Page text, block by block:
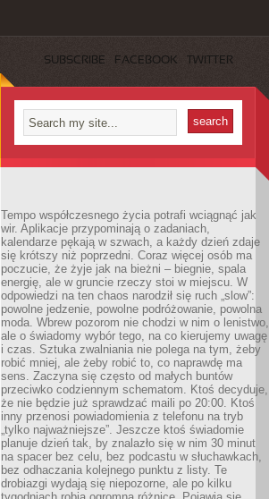
SUBSCRIBE FACEBOOK TWITTER
Tempo współczesnego życia potrafi wciągnąć jak
wir. Aplikacje przypominają o zadaniach,
kalendarze pękają w szwach, a każdy dzień zdaje
się krótszy niż poprzedni. Coraz więcej osób ma
poczucie, że żyje jak na bieżni – biegnie, spala
energię, ale w gruncie rzeczy stoi w miejscu. W
odpowiedzi na ten chaos narodził się ruch „slow”:
powolne jedzenie, powolne podróżowanie, powolna
moda. Wbrew pozorom nie chodzi w nim o lenistwo,
ale o świadomy wybór tego, na co kierujemy uwagę
i czas. Sztuka zwalniania nie polega na tym, żeby
robić mniej, ale żeby robić to, co naprawdę ma
sens. Zaczyna się często od małych buntów
przeciwko codziennym schematom. Ktoś decyduje,
że nie będzie już sprawdzać maili po 20:00. Ktoś
inny przenosi powiadomienia z telefonu na tryb
„tylko najważniejsze”. Jeszcze ktoś świadomie
planuje dzień tak, by znalazło się w nim 30 minut
na spacer bez celu, bez podcastu w słuchawkach,
bez odhaczania kolejnego punktu z listy. Te
drobiazgi wydają się niepozorne, ale po kilku